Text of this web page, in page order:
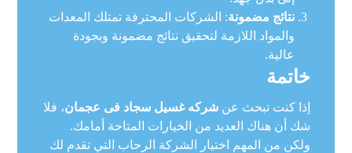
نتائج مضمونة: الشركات المحترفة تمتلك المعدات
والمواد اللازمة لتحقيق نتائج مضمونة وبجودة
عالية.
خاتمة
إذا كنت تبحث عنشركه غسيل سجاد فى عجمان، فلا
شك أن هناك العديد من الخيارات المتاحة أمامك.
ولكن من المهم اختيار
الشركة الرحاب التي تقدم لك